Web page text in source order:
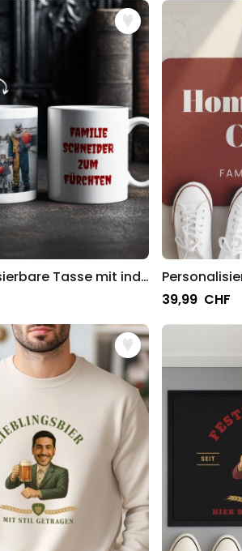
Personalisierbare Tasse mit individuellem Horrordesign
39,99 CHF